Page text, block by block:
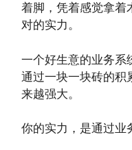
着脚，凭着感觉拿着
对的实力。
一个好生意的业务系
通过一块一块砖的积
来越强大。
你的实力，是通过业